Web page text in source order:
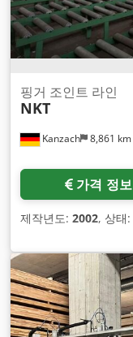
Kanzach 8,861 km
핑거 조인트 라인
NKT
가격 정보
제작년도: 2002, 상태: